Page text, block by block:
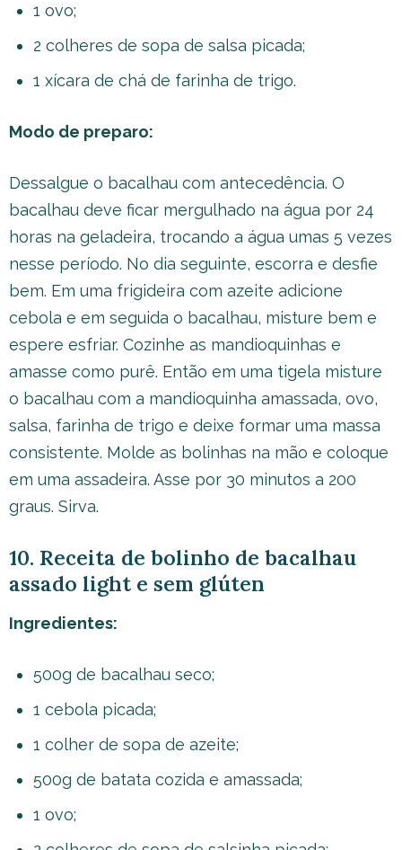
1 ovo;
2 colheres de sopa de salsa picada;
1 xícara de chá de farinha de trigo.
Modo de preparo:
Dessalgue o bacalhau com antecedência. O
bacalhau deve ficar mergulhado na água por 24
horas na geladeira, trocando a água umas 5 vezes
nesse período. No dia seguinte, escorra e desfie
bem. Em uma frigideira com azeite adicione
cebola e em seguida o bacalhau, misture bem e
espere esfriar. Cozinhe as mandioquinhas e
amasse como purê. Então em uma tigela misture
o bacalhau com a mandioquinha amassada, ovo,
salsa, farinha de trigo e deixe formar uma massa
consistente. Molde as bolinhas na mão e coloque
em uma assadeira. Asse por 30 minutos a 200
graus. Sirva.
10. Receita de bolinho de bacalhau
assado light e sem glúten
Ingredientes:
500g de bacalhau seco;
1 cebola picada;
1 colher de sopa de azeite;
500g de batata cozida e amassada;
1 ovo;